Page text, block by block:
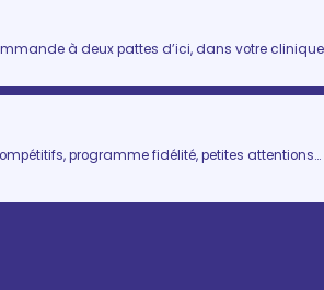
à deux pattes d’ici, dans votre
programme fidélité, petites